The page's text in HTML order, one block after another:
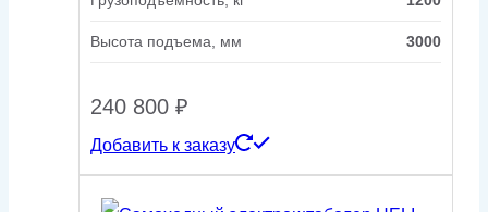
Высота подъема, мм 3000
240 800 ₽
Добавить к заказу